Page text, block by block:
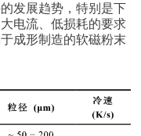
发展趋势，特别是下
电流、低损耗的要求
成形制造的软磁粉末